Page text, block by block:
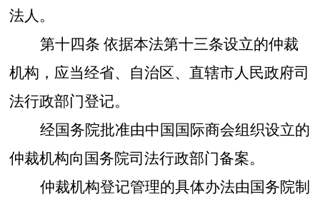
法人。
第十四条 依据本法第十三条设立的仲裁
机构，应当经省、自治区、直辖市人民政府司
法行政部门登记。
经国务院批准由中国国际商会组织设立的
仲裁机构向国务院司法行政部门备案。
仲裁机构登记管理的具体办法由国务院制